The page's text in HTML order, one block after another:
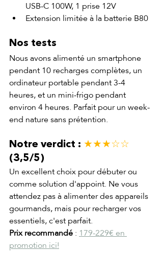
USB-C 100W, 1 prise 12V
Extension limitée à la batterie B80
Nos tests
Nous avons alimenté un smartphone
pendant 10 recharges complètes, un
ordinateur portable pendant 3-4
heures, et un mini-frigo pendant
environ 4 heures. Parfait pour un week-
end nature sans prétention.
Notre verdict : ★★★☆☆
(3,5/5)
Un excellent choix pour débuter ou
comme solution d'appoint. Ne vous
attendez pas à alimenter des appareils
gourmands, mais pour recharger vos
essentiels, c'est parfait.
Prix recommandé : 179-229€ en
promotion ici!